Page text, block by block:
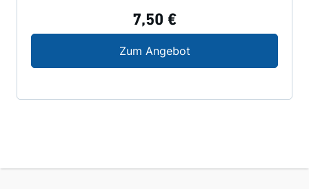
7,50 €
Zum AngebotAusgeplaudert 5